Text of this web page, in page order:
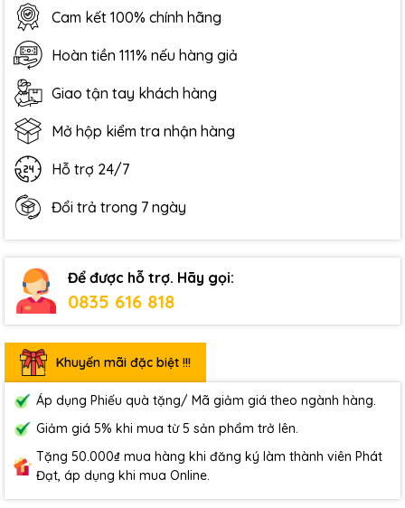
Cam kết 100% chính hãng
Hoàn tiền 111% nếu hàng giả
Giao tận tay khách hàng
Mở hộp kiểm tra nhận hàng
Hỗ trợ 24/7
Đổi trả trong 7 ngày
Để được hỗ trợ. Hãy gọi:
0835 616 818
Khuyến mãi đặc biệt !!!
Áp dụng Phiếu quà tặng/ Mã giảm giá theo ngành hàng.
Giảm giá 5% khi mua từ 5 sản phẩm trở lên.
Tặng 50.000₫ mua hàng khi đăng ký làm thành viên Phát
Đạt, áp dụng khi mua Online.